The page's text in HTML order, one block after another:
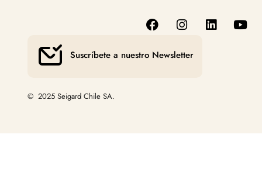
Suscríbete a nuestro Newsletter
© 2025 Seigard Chile SA.